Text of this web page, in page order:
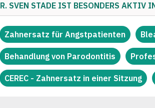
Invisalign (fast unsichtbare Zahnspange)
Ganzheitliche
Feste Zahnspangen für Erwachsene
Herausnehmbare
Kurze Wartezeiten
Cerec:
SVEN STADE IST BESONDERS AKTIV
Zahnersatz für Angstpatienten
Behandlung von Parodontitis
CEREC - Zahnersatz in einer Sitzung